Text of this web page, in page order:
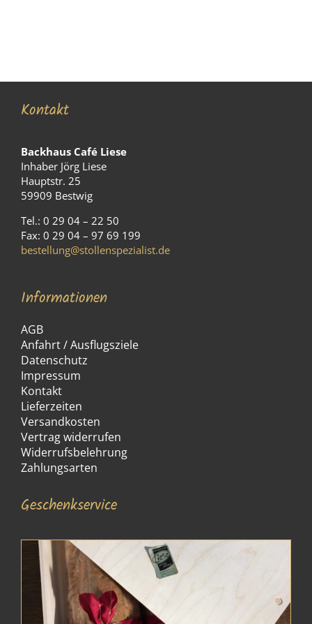
Kontakt
Backhaus Café Liese
Inhaber Jörg Liese
Hauptstr. 25
59909 Bestwig
Tel.: 0 29 04 – 22 50
Fax: 0 29 04 – 97 69 199
bestellung@stollenspezialist.de
Informationen
AGB
Anfahrt / Ausflugsziele
Datenschutz
Impressum
Kontakt
Lieferzeiten
Versandkosten
Vertrag widerrufen
Widerrufsbelehrung
Zahlungsarten
Geschenkservice